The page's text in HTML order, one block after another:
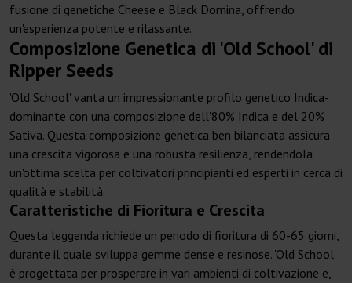
fusione di genetiche Cheese e Black Domina, offrendo
un'esperienza potente e rilassante.
Composizione Genetica di 'Old School' di
Ripper Seeds
'Old School' vanta un impressionante profilo genetico Indica-
dominante con una composizione dell'80% Indica e del 20%
Sativa. Questa composizione genetica ben bilanciata assicura
una crescita vigorosa e una robusta resilienza, rendendola
un'ottima scelta per coltivatori principianti ed esperti in cerca di
qualità e stabilità.
Caratteristiche di Fioritura e Crescita
Questa leggenda richiede un periodo di fioritura di 60-65 giorni,
durante il quale sviluppa gemme dense e resinose. 'Old School'
è progettata per prosperare in vari ambienti di coltivazione e,